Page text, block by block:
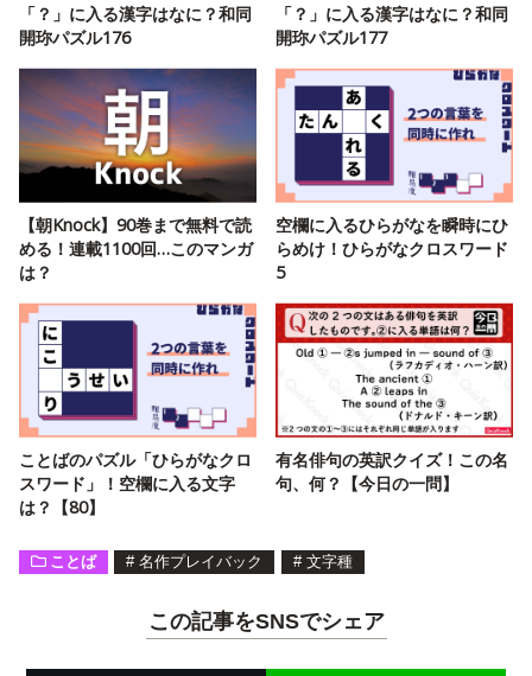
「？」に入る漢字はなに？和同
開珎パズル176
「？」に入る漢字はなに？和同
開珎パズル177
【朝Knock】90巻まで無料で読
める！連載1100回…このマンガ
は？
空欄に入るひらがなを瞬時にひ
らめけ！ひらがなクロスワード
5
ことばのパズル「ひらがなクロ
スワード」！空欄に入る文字
は？【80】
有名俳句の英訳クイズ！この名
句、何？【今日の一問】
ことば # 名作プレイバック # 文字種
この記事をSNSでシェア